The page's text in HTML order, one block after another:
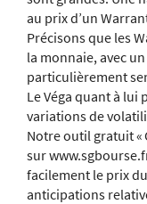
au prix d’un
Précisons que les
la monnaie, avec
particulièrement
Le Véga quant à lui
variations de
Notre outil gratuit «
sur
facilement le prix
anticipations